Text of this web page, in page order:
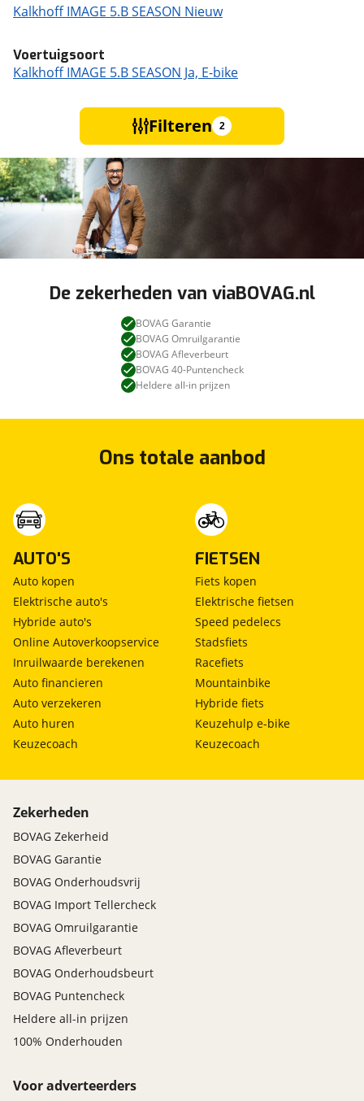
Kalkhoff IMAGE 5.B SEASON Nieuw
Voertuigsoort
Kalkhoff IMAGE 5.B SEASON Ja, E-bike
Filteren 2
De zekerheden van viaBOVAG.nl
BOVAG Garantie
BOVAG Omruilgarantie
BOVAG Afleverbeurt
BOVAG 40-Puntencheck
Heldere all-in prijzen
Ons totale aanbod
AUTO'S
Auto kopen
Elektrische auto's
Hybride auto's
Online Autoverkoopservice
Inruilwaarde berekenen
Auto financieren
Auto verzekeren
Auto huren
Keuzecoach
FIETSEN
Fiets kopen
Elektrische fietsen
Speed pedelecs
Stadsfiets
Racefiets
Mountainbike
Hybride fiets
Keuzehulp e-bike
Keuzecoach
Zekerheden
BOVAG Zekerheid
BOVAG Garantie
BOVAG Onderhoudsvrij
BOVAG Import Tellercheck
BOVAG Omruilgarantie
BOVAG Afleverbeurt
BOVAG Onderhoudsbeurt
BOVAG Puntencheck
Heldere all-in prijzen
100% Onderhouden
Voor adverteerders